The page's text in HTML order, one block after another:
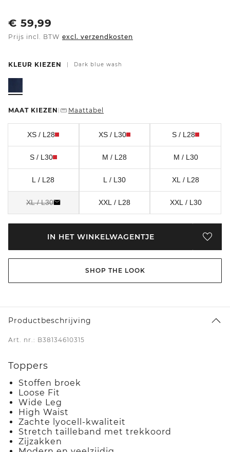
€ 59,99
Prijs incl. BTW excl. verzendkosten
KLEUR KIEZEN Dark blue wash
MAAT KIEZEN Maattabel
XS / L28 XS / L30 S / L28
S / L30 M / L28 M / L30
L / L28 L / L30 XL / L28
XL / L30 XXL / L28 XXL / L30
IN HET WINKELWAGENTJE
SHOP THE LOOK
Productbeschrijving
Art. nr.: B38134610315
Toppers
Stoffen broek
Loose Fit
Wide Leg
High Waist
Zachte lyocell-kwaliteit
Stretch tailleband met trekkoord
Zijzakken